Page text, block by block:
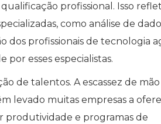
profissional. Isso
como análise de
dos profissionais de tecnologia
esses especialistas.
de talentos. A escassez de
levado muitas empresas a
produtividade e programas de